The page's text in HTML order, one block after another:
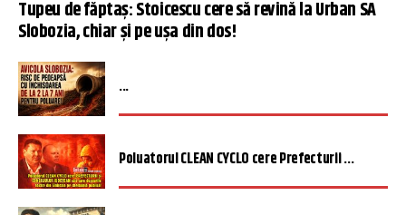
Tupeu de făptaș: Stoicescu cere să revină la Urban SA
Slobozia, chiar și pe ușa din dos!
...
Poluatorul CLEAN CYCLO cere Prefecturii ...